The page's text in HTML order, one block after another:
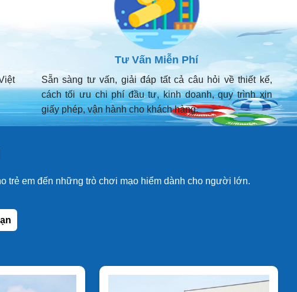
Tư Vấn Miễn Phí
Sẵn sàng tư vấn, giải đáp tất cả câu hỏi về thiết kế,
cách tối ưu chi phí đầu tư, kinh doanh, quy trình xin
giấy phép, vận hành cho khách hàng.
trẻ em đến những trò chơi mạo hiểm dành cho người lớn.